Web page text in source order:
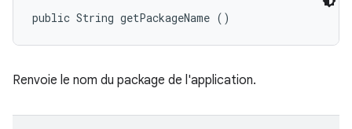
public String getPackageName ()
Renvoie le nom du package de l'application.